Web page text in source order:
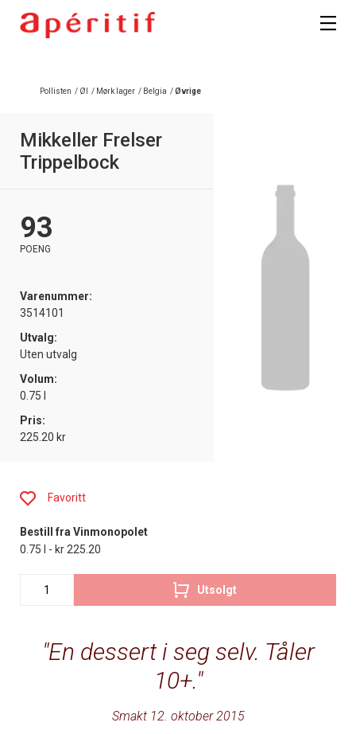
Pollisten / Øl / Mørk lager / Belgia /Øvrige
Mikkeller Frelser
Trippelbock
93
POENG
Varenummer:
3514101
Utvalg:
Uten utvalg
Volum:
0.75 l
Pris:
225.20 kr
En dessert i seg selv. Tåler
10+.
Smakt 12. oktober 2015
Favoritt
Bestill fra Vinmonopolet
0.75 l - kr 225.20
Utsolgt